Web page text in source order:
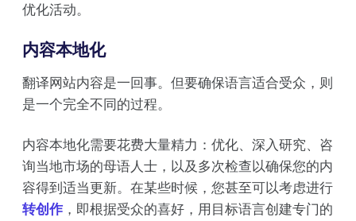
优化活动。
内容本地化
翻译网站内容是一回事。但要确保语言适合受众，则
是一个完全不同的过程。
内容本地化需要花费大量精力：优化、深入研究、咨
询当地市场的母语人士，以及多次检查以确保您的内
容得到适当更新。在某些时候，您甚至可以考虑进行
转创作 ，即根据受众的喜好，用目标语言创建专门的